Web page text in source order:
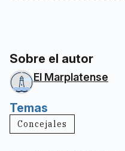
Sobre el autor
El Marplatense
Temas
Concejales